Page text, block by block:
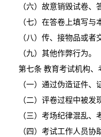
（六）故意销毁试卷
（七）在答卷上填写
（八）传、接物品或
（九）其他作弊行为。
第七条 教育考试机构
（一）通过伪造证件
（二）评卷过程中被
（三）考场纪律混乱
（四）考试工作人员